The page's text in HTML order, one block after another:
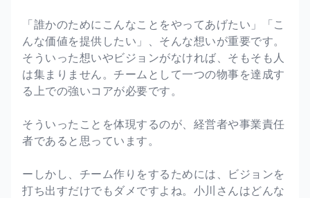
「誰かのためにこんなことをやってあげたい」「こ
んな価値を提供したい」、そんな想いが重要です。
そういった想いやビジョンがなければ、そもそも人
は集まりません。チームとして一つの物事を達成す
る上での強いコアが必要です。
そういったことを体現するのが、経営者や事業責任
者であると思っています。
ーしかし、チーム作りをするためには、ビジョンを
打ち出すだけでもダメですよね。小川さんはどんな